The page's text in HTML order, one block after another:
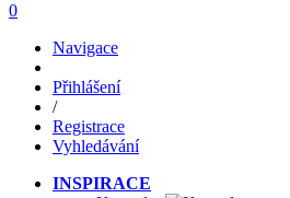
0
Navigace
Přihlášení
/
Registrace
Vyhledávání
INSPIRACE